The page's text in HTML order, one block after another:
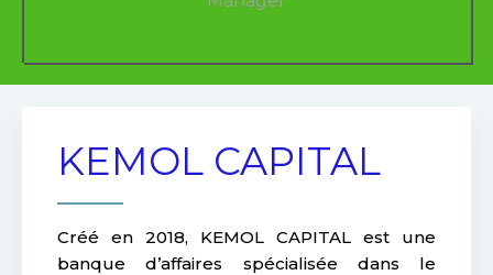
KEMOL CAPITAL
Créé en 2018, KEMOL CAPITAL est une
banque d’affaires spécialisée dans le